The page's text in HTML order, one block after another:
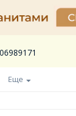
Еще